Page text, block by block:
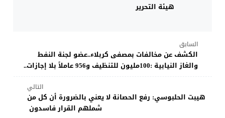
هيئة التحرير
السابق
الكشف عن مخالفات بمصفى كربلاء..عضو لجنة النفط
والغاز النيابية :100مليون للتنظيف و956 عاملاً بلا إجازات..
التالي
هيبت الحلبوسي: رفع الحصانة لا يعني بالضرورة أن كل من
شملهم القرار فاسدون